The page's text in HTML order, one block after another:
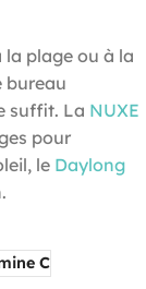
plage ou à la
bureau
suffit. La NUXE
pour
le Daylong
C